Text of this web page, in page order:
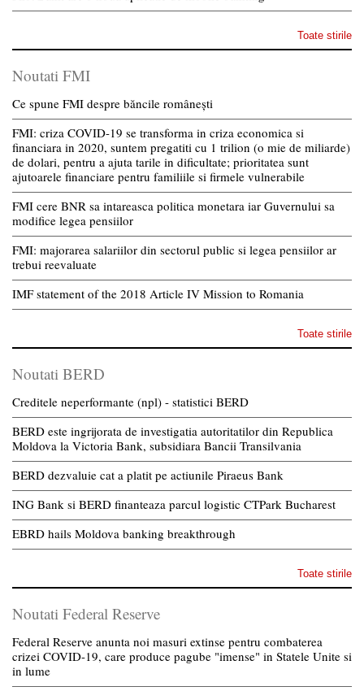
Toate stirile
Noutati FMI
Ce spune FMI despre băncile românești
FMI: criza COVID-19 se transforma in criza economica si
financiara in 2020, suntem pregatiti cu 1 trilion (o mie de miliarde)
de dolari, pentru a ajuta tarile in dificultate; prioritatea sunt
ajutoarele financiare pentru familiile si firmele vulnerabile
FMI cere BNR sa intareasca politica monetara iar Guvernului sa
modifice legea pensiilor
FMI: majorarea salariilor din sectorul public si legea pensiilor ar
trebui reevaluate
IMF statement of the 2018 Article IV Mission to Romania
Toate stirile
Noutati BERD
Creditele neperformante (npl) - statistici BERD
BERD este ingrijorata de investigatia autoritatilor din Republica
Moldova la Victoria Bank, subsidiara Bancii Transilvania
BERD dezvaluie cat a platit pe actiunile Piraeus Bank
ING Bank si BERD finanteaza parcul logistic CTPark Bucharest
EBRD hails Moldova banking breakthrough
Toate stirile
Noutati Federal Reserve
Federal Reserve anunta noi masuri extinse pentru combaterea
crizei COVID-19, care produce pagube "imense" in Statele Unite si
in lume